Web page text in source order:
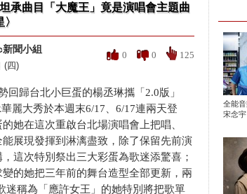
承曲目「大魔王」竟是演唱會主題曲
0 0 125
聞小組
(四)
回歸台北小巨蛋的楊丞琳攜「2.0版」
麗大秀於本週末6/17、6/17連兩天登
她在這次重啟台北場演唱會上把唱、
能展現發揮到淋漓盡致，除了保留先前演
這次特別祭出三大彩蛋為歌迷添驚喜；
的她把三年前的舞台造型全部更新，兩
迷稱為「應許女王」的她特別將把歌單
全能
宋念宇